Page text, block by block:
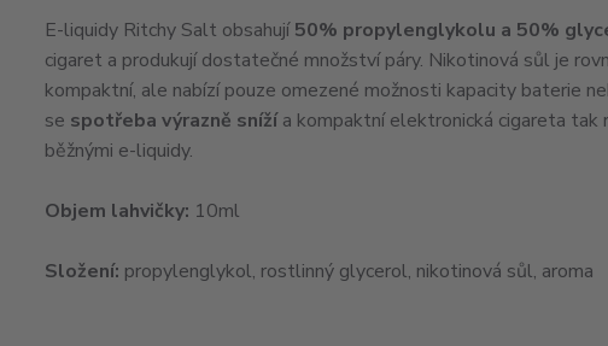
E-liquidy Ritchy Salt obsahují50% propylenglykolu a 50%
cigaret a produkují dostatečné množství páry. Nikotinová sůl je
kompaktní, ale nabízí pouze omezené možnosti kapacity baterie
se spotřeba výrazně snížía kompaktní elektronická cigareta tak
běžnými e-liquidy.
Objem lahvičky: 10ml
Složení: propylenglykol, rostlinný glycerol, nikotinová sůl, aroma